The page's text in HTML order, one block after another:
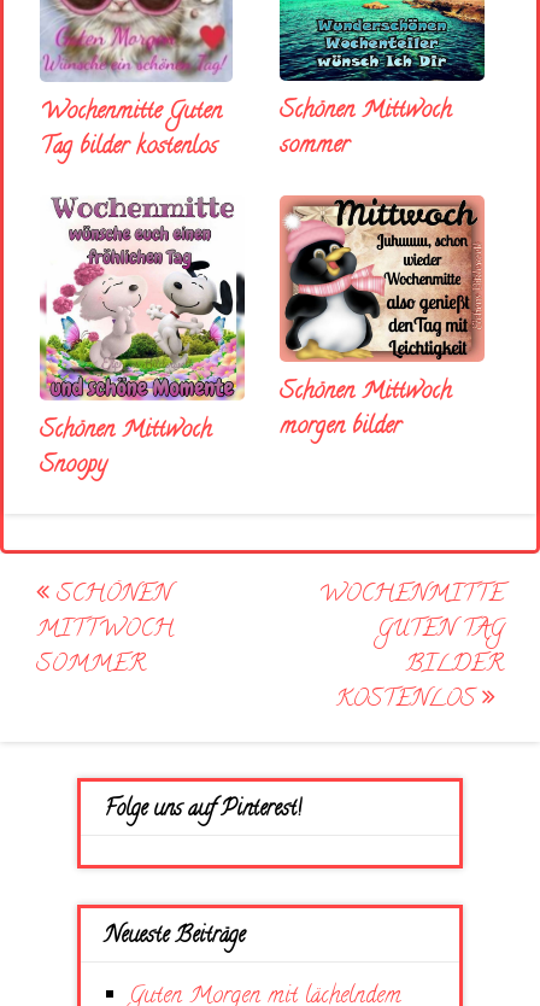
Wochenmitte Guten
Tag bilder kostenlos
Schönen Mittwoch
sommer
Schönen Mittwoch
Snoopy
Schönen Mittwoch
morgen bilder
Post
navigation
SCHÖNEN
MITTWOCH
SOMMER
WOCHENMITTE
GUTEN TAG
BILDER
KOSTENLOS
Folge uns auf Pinterest!
Neueste Beiträge
Guten Morgen mit lächelndem